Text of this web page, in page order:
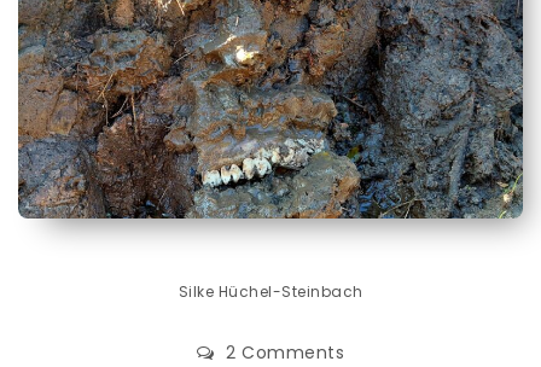
Silke Hüchel-Steinbach
2 Comments